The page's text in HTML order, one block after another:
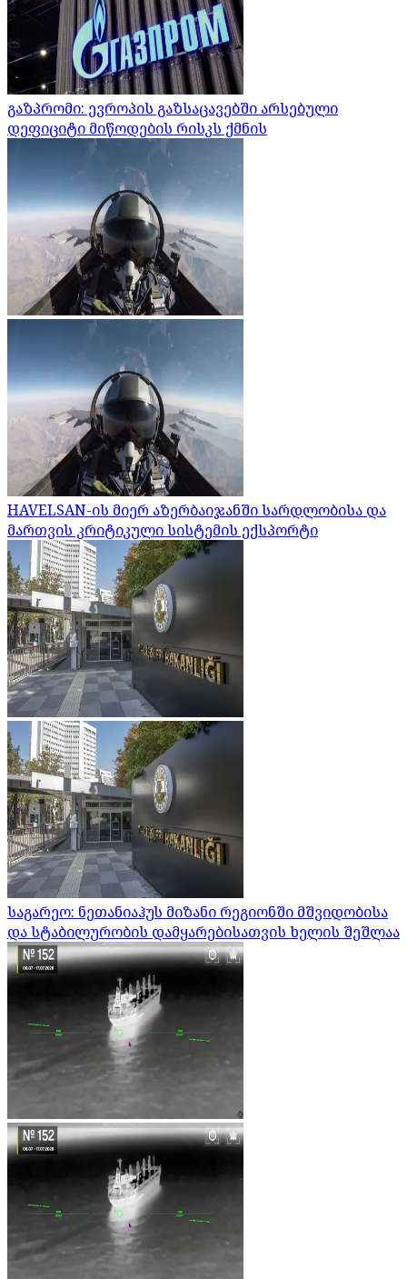
გაზპრომი: ევროპის გაზსაცავებში არსებული
დეფიციტი მიწოდების რისკს ქმნის
HAVELSAN-ის მიერ აზერბაიჯანში სარდლობისა და
მართვის კრიტიკული სისტემის ექსპორტი
საგარეო: ნეთანიაჰუს მიზანი რეგიონში მშვიდობისა
და სტაბილურობის დამყარებისათვის ხელის შეშლაა